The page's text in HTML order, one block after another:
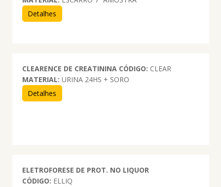
Detalhes
CLEARENCE DE CREATININA CÓDIGO: CLEAR
MATERIAL: URINA 24HS + SORO
Detalhes
ELETROFORESE DE PROT. NO LIQUOR
CÓDIGO: ELLIQ